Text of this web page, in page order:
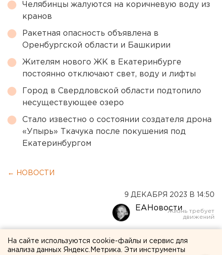
Челябинцы жалуются на коричневую воду из
кранов
Ракетная опасность объявлена в
Оренбургской области и Башкирии
Жителям нового ЖК в Екатеринбурге
постоянно отключают свет, воду и лифты
Город в Свердловской области подтопило
несуществующее озеро
Стало известно о состоянии создателя дрона
«Упырь» Ткачука после покушения под
Екатеринбургом
← НОВОСТИ
9 ДЕКАБРЯ 2023 В 14:50
ЕАНовости
Современный зооцентр с
На сайте используются cookie-файлы и сервис для
анализа данных Яндекс.Метрика. Эти инструменты